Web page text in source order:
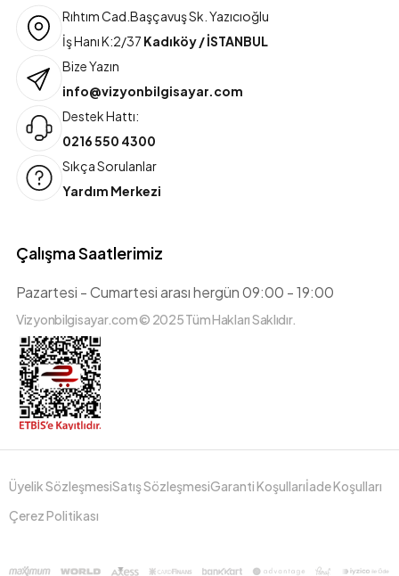
Rıhtım Cad.Başçavuş Sk. Yazıcıoğlu
İş Hanı K:2/37 Kadıköy / İSTANBUL
Bize Yazın
info@vizyonbilgisayar.com
Destek Hattı:
0216 550 4300
Sıkça Sorulanlar
Yardım Merkezi
Çalışma Saatlerimiz
Pazartesi - Cumartesi arası hergün 09:00 - 19:00
Vizyonbilgisayar.com © 2025 Tüm Hakları Saklıdır.
Üyelik SözleşmesiSatış SözleşmesiGaranti Koşullarıİade Koşulları
Çerez Politikası